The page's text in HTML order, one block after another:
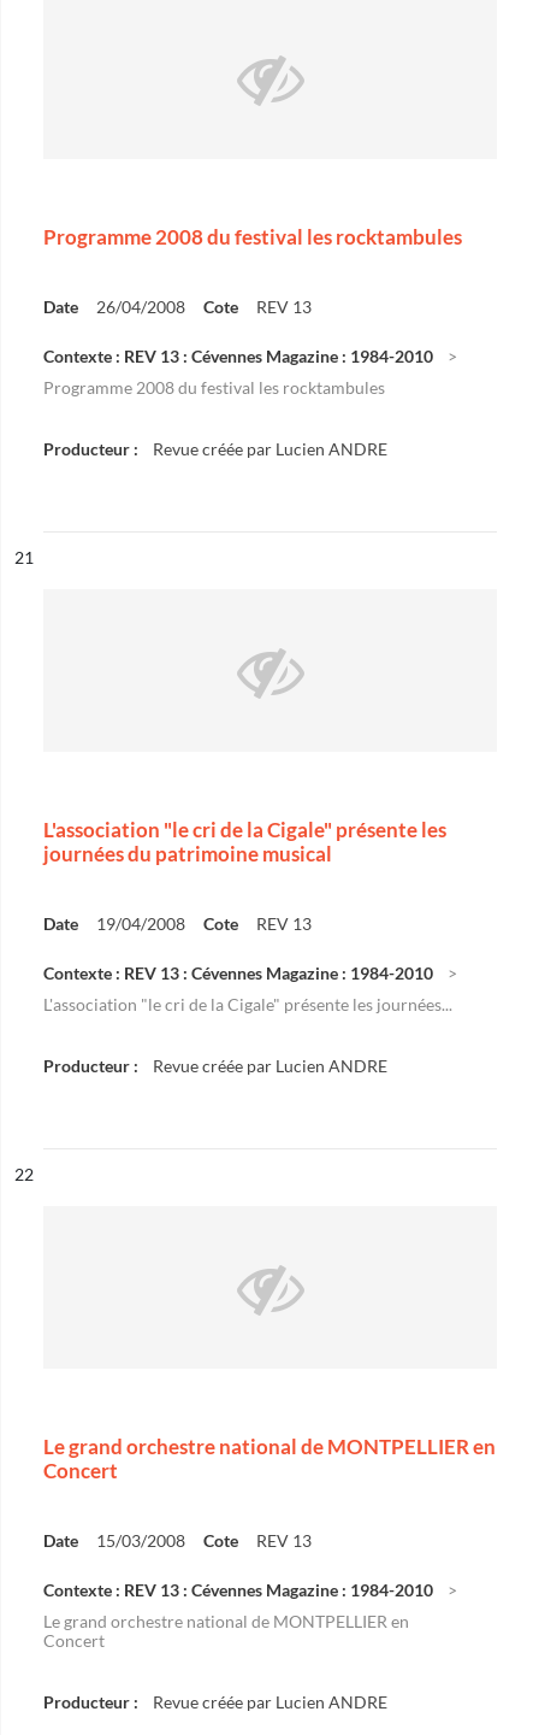
Programme 2008 du festival les rocktambules
Date 26/04/2008 Cote REV 13
Contexte : REV 13 : Cévennes Magazine : 1984-2010
Programme 2008 du festival les rocktambules
Producteur : Revue créée par Lucien ANDRE
n°
21
L'association "le cri de la Cigale" présente les
journées du patrimoine musical
Date 19/04/2008 Cote REV 13
Contexte : REV 13 : Cévennes Magazine : 1984-2010
L'association "le cri de la Cigale" présente les journées...
Producteur : Revue créée par Lucien ANDRE
n°
22
Le grand orchestre national de MONTPELLIER en
Concert
Date 15/03/2008 Cote REV 13
Contexte : REV 13 : Cévennes Magazine : 1984-2010
Le grand orchestre national de MONTPELLIER en
Concert
Producteur : Revue créée par Lucien ANDRE